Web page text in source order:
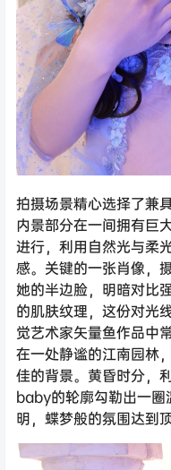
拍摄场景精心选择了兼
内景部分在一间拥有巨
进行，利用自然光与柔
感。关键的一张肖像，
她的半边脸，明暗对比
的肌肤纹理，这份对光
觉艺术家矢量鱼作品中
在一处静谧的江南园林
佳的背景。黄昏时分，
baby的轮廓勾勒出一圈
明，蝶梦般的氛围达到顶